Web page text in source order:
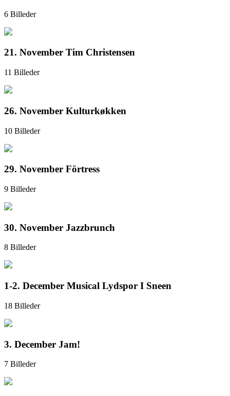
6 Billeder
21. November Tim Christensen
11 Billeder
26. November Kulturkøkken
10 Billeder
29. November Förtress
9 Billeder
30. November Jazzbrunch
8 Billeder
1-2. December Musical Lydspor I Sneen
18 Billeder
3. December Jam!
7 Billeder